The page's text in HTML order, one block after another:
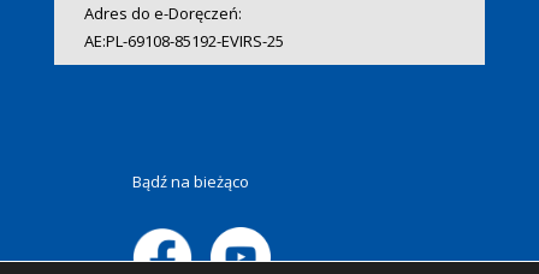
Adres do e-Doręczeń:
AE:PL-69108-85192-EVIRS-25
Bądź na bieżąco